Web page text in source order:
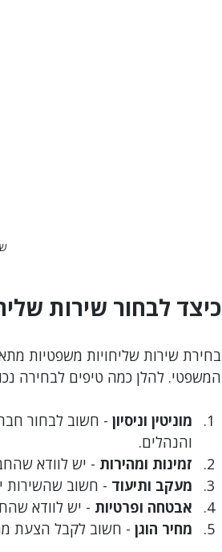
כיצד לבחור שירות
בחירת שירות שליחויות משפטיות
המשפטי. להלן כמה טיפים לבחירה
מוניטין וניסיון - חשוב לבחור
והנהלים.
זמינות ומהירות - יש לוודא שהחברה מציעה
מעקב ותיעוד - חשוב שהשירות
אבטחה ופרטיות - יש לוודא
מחיר הוגן - חשוב לקבל הצעת